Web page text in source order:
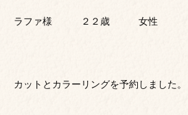
ラファ様 ２２歳 女性
カットとカラーリングを予約しました。